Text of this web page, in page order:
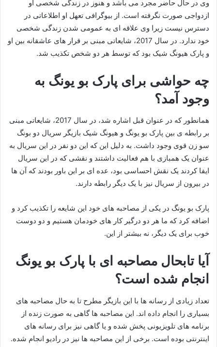
وی در حال حاضر مجرد می باشد و هنوز در زندگی شخصی او
ازدواجی صورت نگرفته است. از بیوگرافی تعهل او اطلاعاتی در
دسترس نیست زیرا وی علاقه ای به عمومی شدن زندگی شخصی
خود ندارد. در سال 2017، شایعاتی مبنی بر قرار های عاشقانه بین او
و پارک هیونگ شیک بود که توسط هر دو شخص تکذیب شد.
چه حواشی برای پارک بو یونگ به
وجود آمد؟
همانطور که در عنوان قبل اشاره شد، در سال 2017، شایعاتی مبنی
بر رابطه ی بین پارک بو یونگ و هیونگ شیک بازیگر سریال دو بونگ
سو زن قوی وجود داشت. به دلیل این که این دو نفر در این سریال به
عنوان یک همبازی با هم فعالیت داشتند و نقشی که در این سریال
ایفا کردند یک نقش احساسی بود، عده ای بر این باور بودند که آن ها
در بیرون از سریال نیز با یک دیگر رابطه دارند.
پارک بو یونگ در یکی از مصاحبه های خود این شایعه را تکذیب کرد و
اضافه کرد که ما هر دو درگیر کار های خودمان هستیم و دو دوست
خوب برای یک دیگر، نه بیشتر از این.
آیا تابحال مصاحبه ای با پارک بو یونگ
انجام شده است؟
تعداد زیادی از رسانه ها با این بازیگر مطرح تا به حال مصاحبه های
بسیاری را انجام داده اند. این مصاحبه ها گاهی به صورت زنده از
برنامه های تلویزیونی پخش شده و یا گاهی نیز برای رسانه های
اینترنتی بوده است. برخی از این مصاحبه ها نیز در رادیو انجام شده.